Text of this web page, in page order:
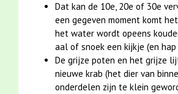
Dat kan de 10e, 20e of 30e
een gegeven moment komt
het water wordt opeens
aal of snoek een kijkje (en hap
De grijze poten en het grijze
nieuwe krab (het dier van
onderdelen zijn te klein